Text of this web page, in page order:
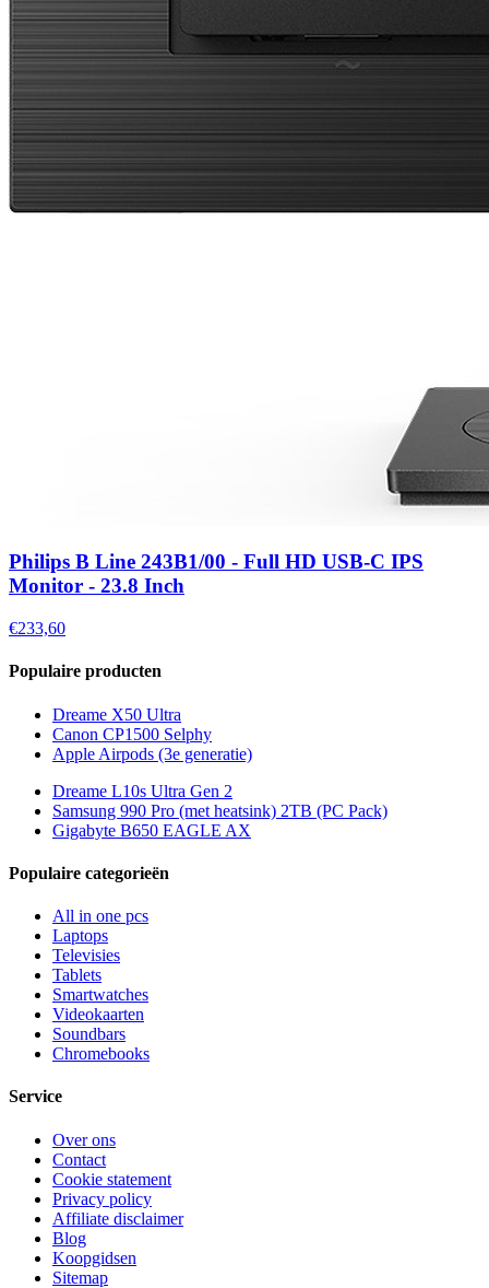
Philips B Line 243B1/00 - Full HD USB-C IPS
Monitor - 23.8 Inch
€233,60
Populaire producten
Dreame X50 Ultra
Canon CP1500 Selphy
Apple Airpods (3e generatie)
Dreame L10s Ultra Gen 2
Samsung 990 Pro (met heatsink) 2TB (PC Pack)
Gigabyte B650 EAGLE AX
Populaire categorieën
All in one pcs
Laptops
Televisies
Tablets
Smartwatches
Videokaarten
Soundbars
Chromebooks
Service
Over ons
Contact
Cookie statement
Privacy policy
Affiliate disclaimer
Blog
Koopgidsen
Sitemap